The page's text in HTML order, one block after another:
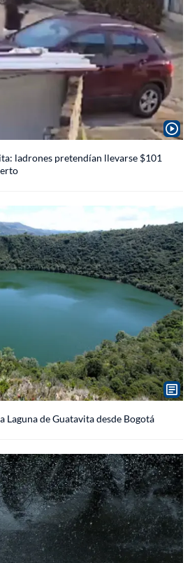
ladrones pretendían llevarse $101
Laguna de Guatavita desde Bogotá